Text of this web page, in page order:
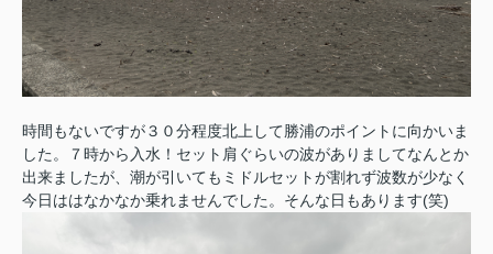
時間もないですが３０分程度北上して勝浦のポイントに向かいま
した。７時から入水！ セット肩ぐらいの波がありましてなんとか
出来ましたが、潮が引いてもミドルセットが割れず波数が少なく
今日ははなかなか乗れませんでした。そんな日もあります(笑)